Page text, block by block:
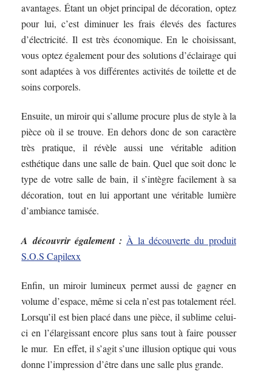
avantages. Étant un objet principal de décoration, optez
pour lui, c’est diminuer les frais élevés des factures
d’électricité. Il est très économique. En le choisissant,
vous optez également pour des solutions d’éclairage qui
sont adaptées à vos différentes activités de toilette et de
soins corporels.
Ensuite, un miroir qui s’allume procure plus de style à la
pièce où il se trouve. En dehors donc de son caractère
très pratique, il révèle aussi une véritable adition
esthétique dans une salle de bain. Quel que soit donc le
type de votre salle de bain, il s’intègre facilement à sa
décoration, tout en lui apportant une véritable lumière
d’ambiance tamisée.
A découvrir également : À la découverte du produit
S.O.S Capilexx
Enfin, un miroir lumineux permet aussi de gagner en
volume d’espace, même si cela n’est pas totalement réel.
Lorsqu’il est bien placé dans une pièce, il sublime celui-
ci en l’élargissant encore plus sans tout à faire pousser
le mur. En effet, il s’agit s’une illusion optique qui vous
donne l’impression d’être dans une salle plus grande.